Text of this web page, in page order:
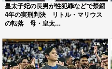
皇太子妃の長男が性犯罪などで禁錮
4年の実刑判決 リトル・マリウス
の転落 母・皇太...